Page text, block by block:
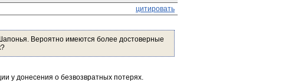
цитировать
Вероятно имеются более достоверные
у донесения о безвозвратных потерях.